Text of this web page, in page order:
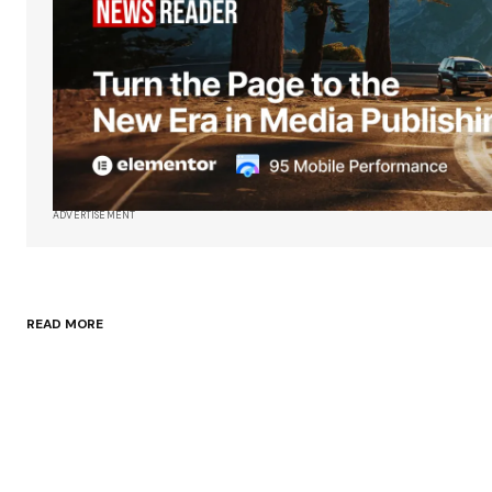
próxima vez que haga un
Enviar comentario
ADVERTISEMENT
READ MORE